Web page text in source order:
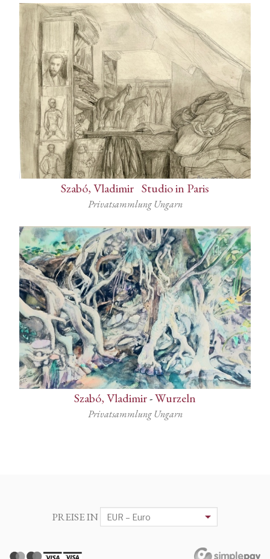
Szabó, Vladimir Studio in Paris
Privatsammlung Ungarn
Szabó, Vladimir-Wurzeln
Privatsammlung Ungarn
PREISE IN